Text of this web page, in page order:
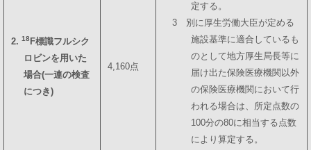
定する。
3 別に厚生労働大臣が定める
施設基準に適合しているも
のとして地方厚生局長等に
届け出た保険医療機関以外
の保険医療機関において行
われる場合は、所定点数の
100分の80に相当する点数
により算定する。
2. 18 F標識フルシク
ロビンを用いた
場合(一連の検査
につき)
4,160点